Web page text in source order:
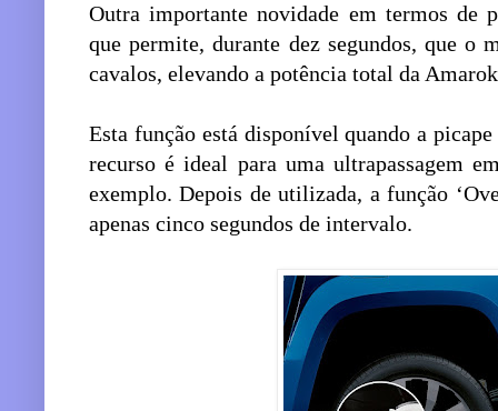
Outra importante novidade em termos de
que permite, durante dez segundos, que o
cavalos, elevando a potência total da
Esta função está disponível quando a
recurso é ideal para uma ultrapassagem
exemplo. Depois de utilizada, a função
apenas cinco segundos de intervalo.